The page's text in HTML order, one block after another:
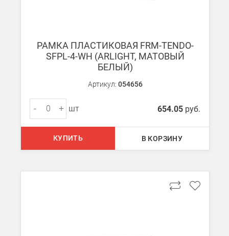
Boxberry
Мы можем доставить ваши заказы сервисом компании
Транспортные компании
Мы можем отправить ваш заказ транспортной компанией в
Доставка до ТК от 7000 руб. БЕСПЛАТНО.
При заказе менее 7000 руб. стоимость доставки до ТК 750 руб.
Подробнее обоплате и доставке
РАМКА ПЛАСТИКОВАЯ FRM-TENDO-
SFPL-4-WH (ARLIGHT, МАТОВЫЙ
БЕЛЫЙ)
Артикул: 054656
- + шт 654.05 руб.
КУПИТЬ В КОРЗИНУ